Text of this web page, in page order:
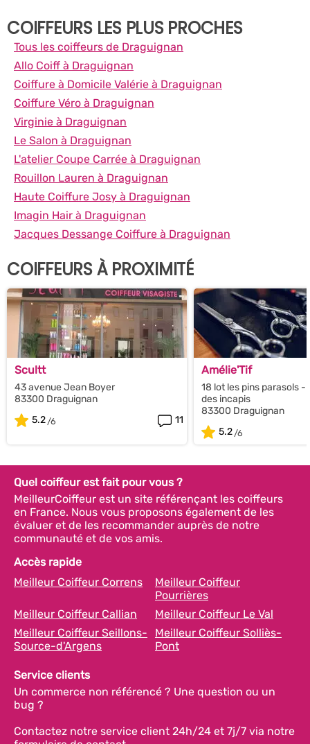
COIFFEURS LES PLUS PROCHES
Tous les coiffeurs de Draguignan
Allo Coiff à Draguignan
Coiffure à Domicile Valérie à Draguignan
Coiffure Véro à Draguignan
Virginie à Draguignan
Le Salon à Draguignan
L'atelier Coupe Carrée à Draguignan
Rouillon Lauren à Draguignan
Haute Coiffure Josy à Draguignan
Imagin Hair à Draguignan
Jacques Dessange Coiffure à Draguignan
COIFFEURS À PROXIMITÉ
Scultt
43 avenue Jean Boyer
83300 Draguignan
5.2
11
Amélie'Tif
18 lot les pins parasols -
des incapis
83300 Draguignan
5.2
Quel coiffeur est fait pour vous ?
MeilleurCoiffeur est un site référençant les coiffeurs
en France. Nous vous proposons également de les
évaluer et de les recommander auprès de notre
communauté et de vos amis.
Accès rapide
Meilleur Coiffeur Correns
Meilleur Coiffeur
Pourrières
Meilleur Coiffeur Callian
Meilleur Coiffeur Le Val
Meilleur Coiffeur Seillons-
Source-d'Argens
Meilleur Coiffeur Solliès-
Pont
Service clients
Un commerce non référencé ? Une question ou un
bug ?
Contactez notre service client 24h/24 et 7j/7 via notre